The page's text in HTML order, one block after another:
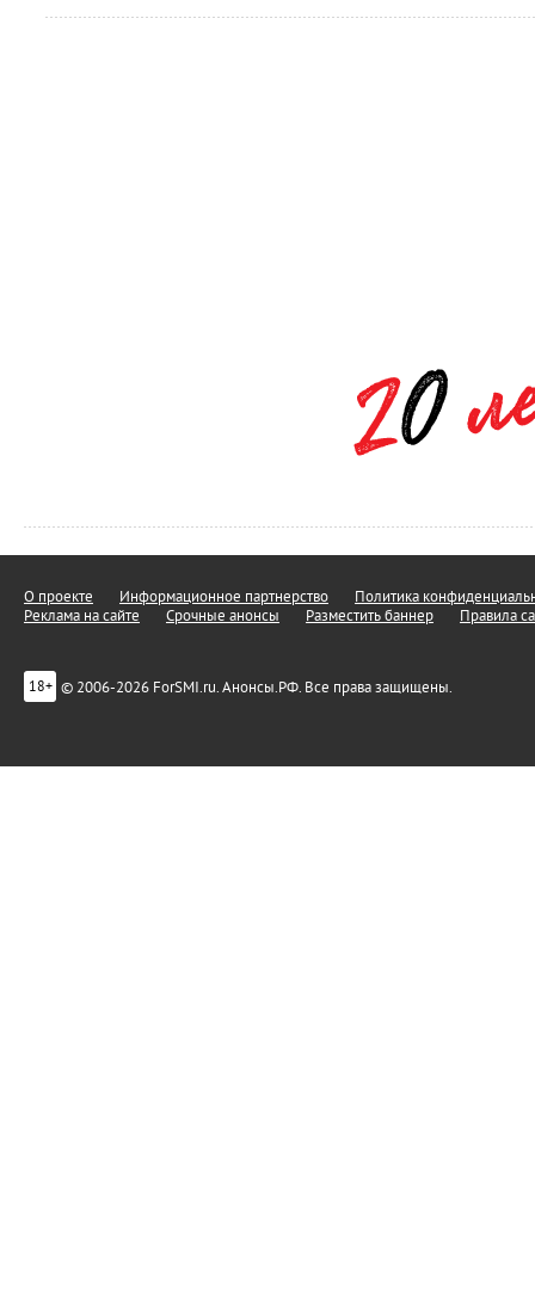
О проекте Информационное партнерство
Политика
Реклама на сайте
Срочные анонсы Разместить баннер Правила
18+ © 2006-2026 ForSMI.ru. Анонсы.РФ. Все права защищены.